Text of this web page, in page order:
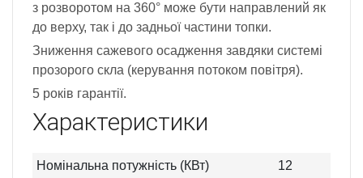
з розворотом на 360° може бути направлений як
до верху, так і до задньої частини топки.
Зниження сажевого осадження завдяки системі
прозорого скла (керування потоком повітря).
5 років гарантії.
Характеристики
Номінальна потужність (КВт)
12